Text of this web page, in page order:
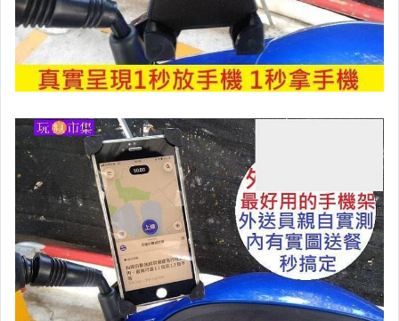
女裝與服飾配件
偶像、球員卡與郵幣
手錶與飾品配件
女包精品與女鞋
家電與影音視聽